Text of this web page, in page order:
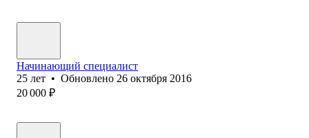
Начинающий специалист
25 лет • Обновлено 26 октября 2016
20 000 ₽